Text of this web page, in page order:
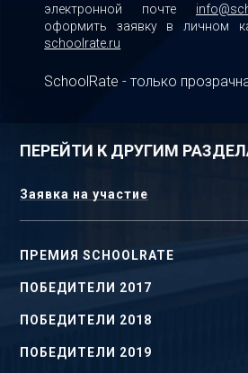
Заявка на участие
ПРЕМИЯ SCHOOLRATE
ПОБЕДИТЕЛИ 2017
ПОБЕДИТЕЛИ 2018
ПОБЕДИТЕЛИ 2019
электронной почте
оформить заявку в личном
schoolrate.ru
SchoolRate - только